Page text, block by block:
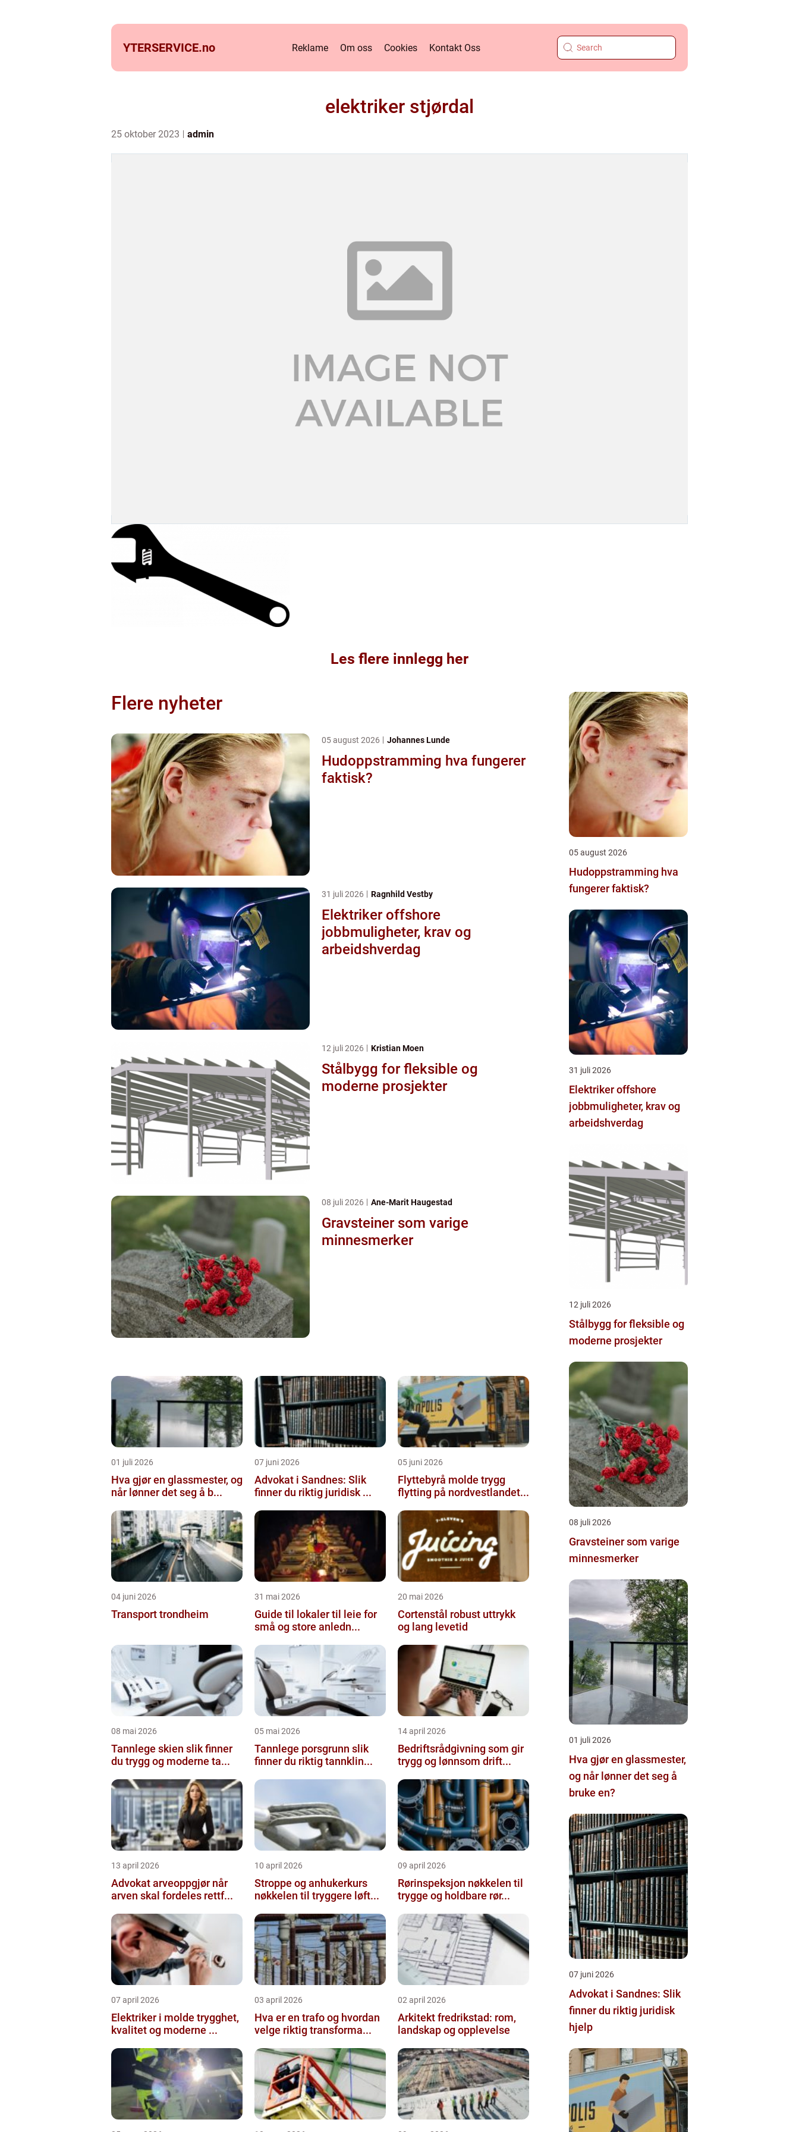
YTERSERVICE.no Reklame Om oss Cookies Kontakt Oss
elektriker stjørdal
25 oktober 2023 admin
Les flere innlegg her
Flere nyheter
05 august 2026 Johannes Lunde
Hudoppstramming hva fungerer
faktisk?
31 juli 2026 Ragnhild Vestby
Elektriker offshore
jobbmuligheter, krav og
arbeidshverdag
12 juli 2026 Kristian Moen
Stålbygg for fleksible og
moderne prosjekter
08 juli 2026 Ane-Marit Haugestad
Gravsteiner som varige
minnesmerker
01 juli 2026
Hva gjør en glassmester, og
når lønner det seg å b...
07 juni 2026
Advokat i Sandnes: Slik
finner du riktig juridisk ...
05 juni 2026
Flyttebyrå molde trygg
flytting på nordvestlandet...
04 juni 2026
Transport trondheim
31 mai 2026
Guide til lokaler til leie for
små og store anledn...
20 mai 2026
Cortenstål robust uttrykk
og lang levetid
08 mai 2026
Tannlege skien slik finner
du trygg og moderne ta...
05 mai 2026
Tannlege porsgrunn slik
finner du riktig tannklin...
14 april 2026
Bedriftsrådgivning som gir
trygg og lønnsom drift...
13 april 2026
Advokat arveoppgjør når
arven skal fordeles rettf...
10 april 2026
Stroppe og anhukerkurs
nøkkelen til tryggere løft...
09 april 2026
Rørinspeksjon nøkkelen til
trygge og holdbare rør...
07 april 2026
Elektriker i molde trygghet,
kvalitet og moderne ...
03 april 2026
Hva er en trafo og hvordan
velge riktig transforma...
02 april 2026
Arkitekt fredrikstad: rom,
landskap og opplevelse
05 august 2026
Hudoppstramming hva
fungerer faktisk?
31 juli 2026
Elektriker offshore
jobbmuligheter, krav og
arbeidshverdag
12 juli 2026
Stålbygg for fleksible og
moderne prosjekter
08 juli 2026
Gravsteiner som varige
minnesmerker
01 juli 2026
Hva gjør en glassmester,
og når lønner det seg å
bruke en?
07 juni 2026
Advokat i Sandnes: Slik
finner du riktig juridisk
hjelp